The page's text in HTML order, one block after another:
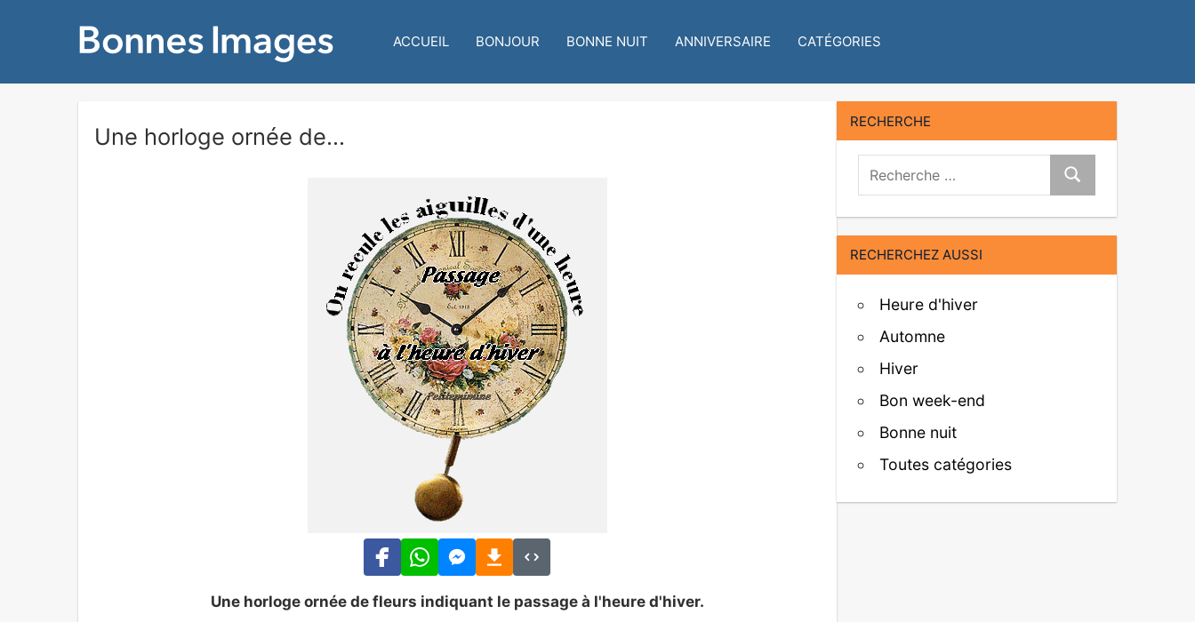
ACCUEIL BONJOUR BONNE NUIT ANNIVERSAIRE CATÉGORIES
Une horloge ornée de...
Une horloge ornée de fleurs indiquant le passage à l'heure d'hiver.
RECHERCHE
Recherche:
Recherche
RECHERCHEZ AUSSI
Heure d'hiver
Automne
Hiver
Bon week-end
Bonne nuit
Toutes catégories